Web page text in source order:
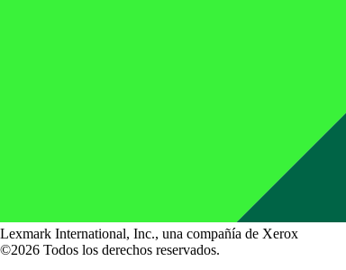
Lexmark International, Inc., una compañía de Xerox
©2026 Todos los derechos reservados.